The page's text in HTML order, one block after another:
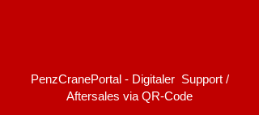
PenzCranePortal - Digitaler Support /
Aftersales via QR-Code